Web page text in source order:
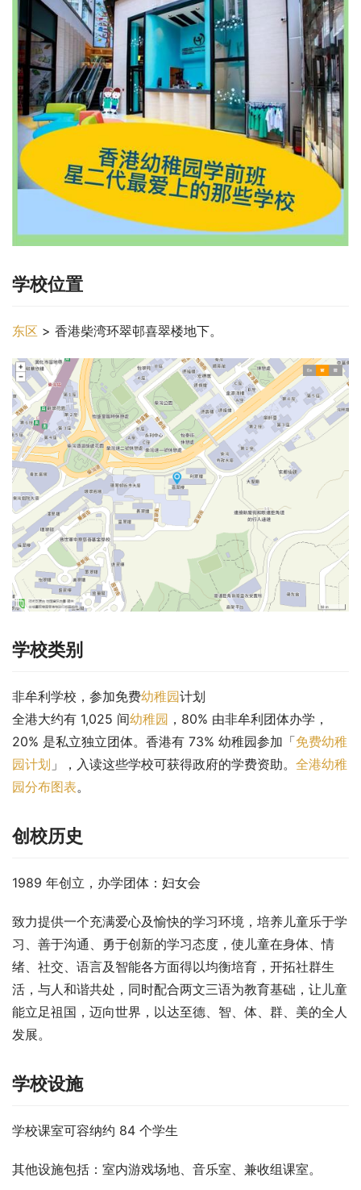
学校位置
东区 > 香港柴湾环翠邨喜翠楼地下。
学校类别
非牟利学校，参加免费幼稚园计划
全港大约有 1,025 间幼稚园 ，80% 由非牟利团体办学，
20% 是私立独立团体。香港有 73% 幼稚园参加「免费幼稚
园计划 」，入读这些学校可获得政府的学费资助。 全港幼稚
园分布图表。
创校历史
1989 年创立，办学团体：妇女会
致力提供一个充满爱心及愉快的学习环境，培养儿童乐于学
习、善于沟通、勇于创新的学习态度，使儿童在身体、情
绪、社交、语言及智能各方面得以均衡培育，开拓社群生
活，与人和谐共处，同时配合两文三语为教育基础，让儿童
能立足祖国，迈向世界，以达至德、智、体、群、美的全人
发展。
学校设施
学校课室可容纳约 84 个学生
其他设施包括：室内游戏场地、音乐室、兼收组课室。